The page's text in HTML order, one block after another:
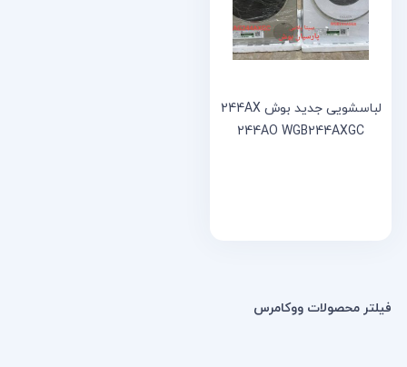
مقالات
و
لباسشویی جدید بوش 244AX
244AO WGB244AXGC
فیلتر محصولات ووکامرس